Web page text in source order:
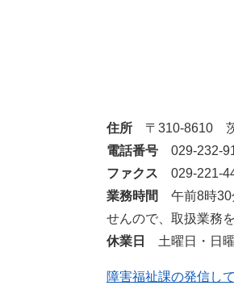
住所 〒310-8610 茨
電話番号 029-232-
ファクス 029-221-
業務時間
午前8時30
せんので、取扱業務
休業日
土曜日・日
障害福祉課の発信し